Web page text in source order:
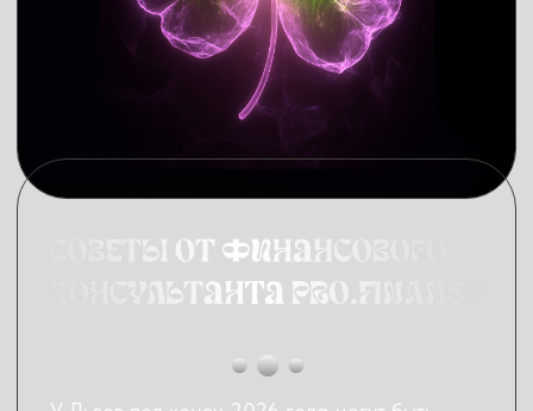
телеграм-канал,
которого нет в открытом
смотреть в любое удобное время, ставить
на паузу и пересматривать
3 простых домашних задания,чтобы
закрепить материал
Где я за 3 коротких урока показываю, куда
и как вкладывать деньги, чтобы получать доход
с инвестиций и не волноваться о деньгах.